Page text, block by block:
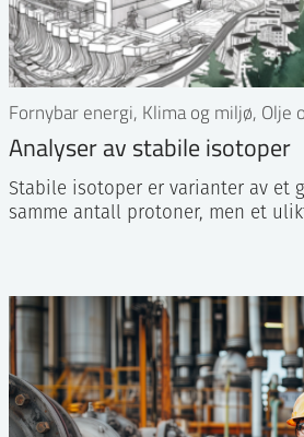
Fornybar energi, Klima og miljø, Olje
Analyser av stabile isotoper
Stabile isotoper er varianter av et
samme antall protoner, men et